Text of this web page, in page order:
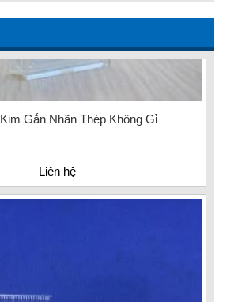
Gắn Nhãn Thép Không Gỉ